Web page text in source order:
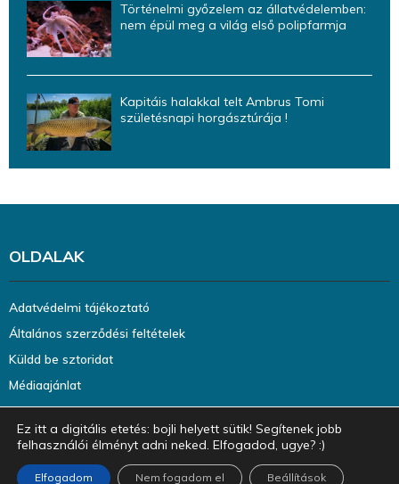
Történelmi győzelem az állatvédelemben:
nem épül meg a világ első polipfarmja
Kapitáis halakkal telt Ambrus Tomi
születésnapi horgásztúrája !
OLDALAK
Adatvédelmi tájékoztató
Általános szerződési feltételek
Küldd be sztoridat
Médiaajánlat
Ez itt a digitális etetés: bojli helyett sütik! Segítenek jobb
felhasználói élményt adni neked. Elfogadod, ugye? :)
Elfogadom Nem fogadom el Beállítások